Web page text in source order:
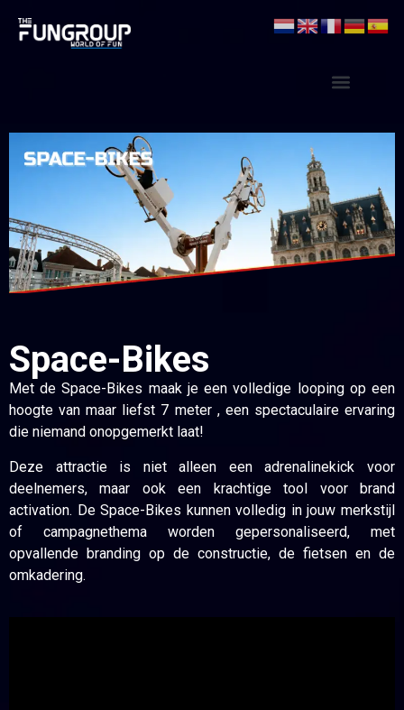
Space-Bikes
Met de Space-Bikes maak je een volledige looping op een
hoogte van maar liefst 7 meter , een spectaculaire ervaring
die niemand onopgemerkt laat!
Deze attractie is niet alleen een adrenalinekick voor
deelnemers, maar ook een krachtige tool voor brand
activation. De Space-Bikes kunnen volledig in jouw merkstijl
of campagnethema worden gepersonaliseerd, met
opvallende branding op de constructie, de fietsen en de
omkadering.